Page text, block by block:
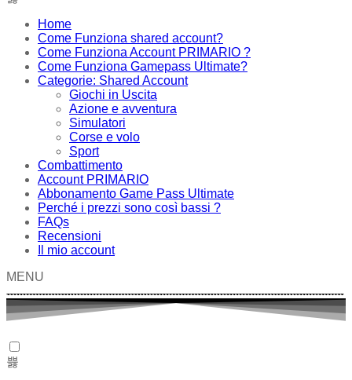
Home
Come Funziona shared account?
Come Funziona Account PRIMARIO ?
Come Funziona Gamepass Ultimate?
Categorie: Shared Account
Giochi in Uscita
Azione e avventura
Simulatori‬
Corse e volo
Sport
Combattimento
Account PRIMARIO
Abbonamento Game Pass Ultimate
Perché i prezzi sono così bassi ?
FAQs
Recensioni
Il mio account
MENU